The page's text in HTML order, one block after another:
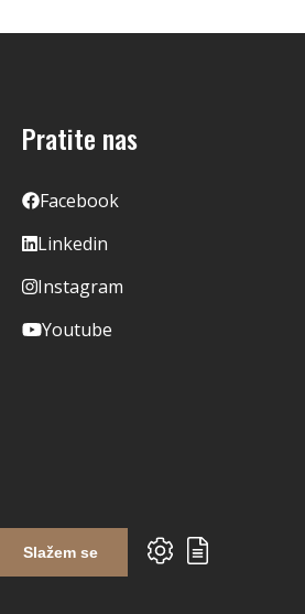
Pratite nas
Facebook
Linkedin
Instagram
Youtube
Slažem se